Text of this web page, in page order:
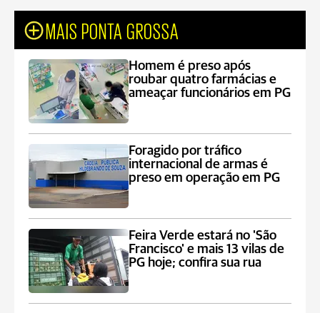
MAIS PONTA GROSSA
Homem é preso após
roubar quatro farmácias e
ameaçar funcionários em PG
Foragido por tráfico
internacional de armas é
preso em operação em PG
Feira Verde estará no 'São
Francisco' e mais 13 vilas de
PG hoje; confira sua rua